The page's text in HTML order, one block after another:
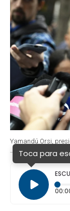
Yamandú Orsi,
Toca para